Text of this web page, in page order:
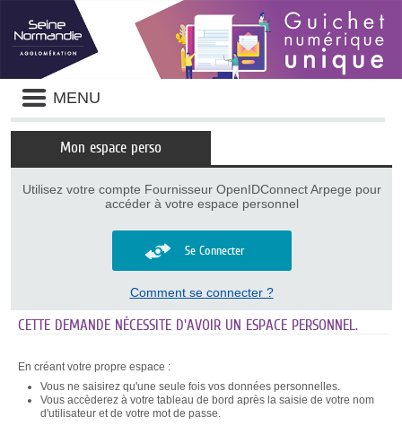
Liste
des
avertissements
MENU
Mon espace perso
Utilisez votre compte Fournisseur OpenIDConnect Arpege pour
accéder à votre espace personnel
Se Connecter
Comment se connecter ?
CETTE DEMANDE NÉCESSITE D'AVOIR UN ESPACE PERSONNEL.
En créant votre propre espace :
Vous ne saisirez qu'une seule fois vos données personnelles.
Vous accèderez à votre tableau de bord après la saisie de votre nom
d'utilisateur et de votre mot de passe.
Panneau de gestion des cookies